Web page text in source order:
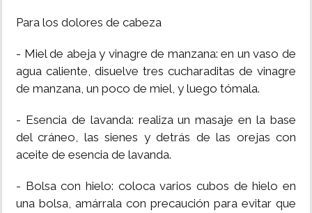
MULTIMEDIA
Para los dolores de cabeza
- Miel de abeja y vinagre de manzana: en un vaso de
agua caliente, disuelve tres cucharaditas de vinagre
de manzana, un poco de miel, y luego tómala.
- Esencia de lavanda: realiza un masaje en la base
del cráneo, las sienes y detrás de las orejas con
aceite de esencia de lavanda.
- Bolsa con hielo: coloca varios cubos de hielo en
una bolsa, amárrala con precaución para evitar que